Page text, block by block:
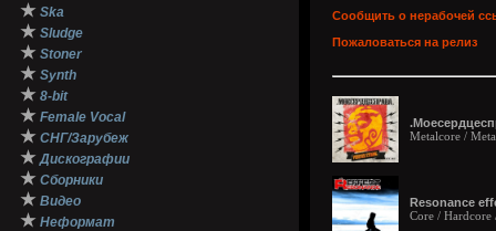
★ Ska
★ Sludge
★ Stoner
★ Synth
★ 8-bit
★ Female Vocal
★ СНГ/Зарубеж
★ Дискографии
★ Сборники
★ Видео
★ Неформат
Сообщить о нерабочей
Пожаловаться на релиз
Metalcore /
Resonance
Core / Hardcore